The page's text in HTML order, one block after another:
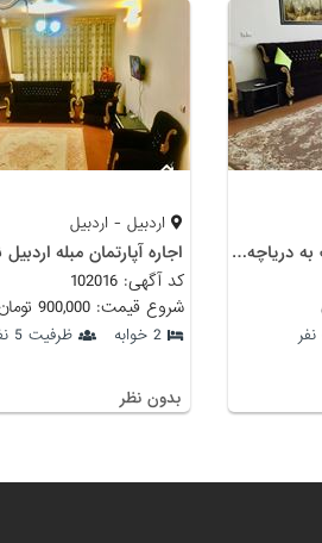
آپارتمان مبله اردبیل نزدیک به دریاچه شورابیل
اردبیل - اردبیل
کد آگهی: 102016
شروع قیمت: 900,000 تومان
2 خوابه ظرفیت 5 نفر
بدون نظر